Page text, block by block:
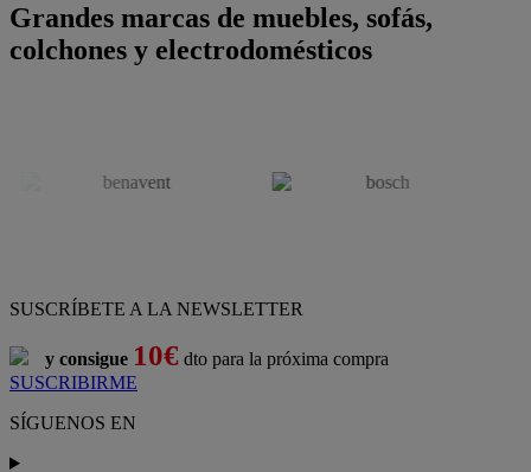
Grandes marcas de muebles, sofás,
colchones y electrodomésticos
SUSCRÍBETE A LA NEWSLETTER
y consigue 10€ dto para la próxima compra
SUSCRIBIRME
SÍGUENOS EN